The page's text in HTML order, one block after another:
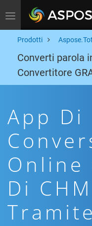
Toggle navigation
Prodotti
Converti parola
Convertitore
App Di
Online
Di